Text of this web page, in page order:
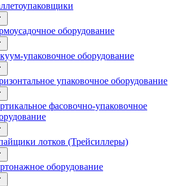
оборудование
упаковочное оборудование
упаковочное оборудование
фасовочно-упаковочное
лотков (Трейсиллеры)
оборудование